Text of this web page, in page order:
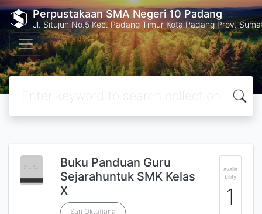
Perpustakaan SMA Negeri 10 Padang
Jl. Situjuh No.5 Kec. Padang Timur Kota Padang Prov.
Buku Panduan Guru
Sejarahuntuk SMK Kelas
X
Sari Oktafiana
availa
bility
1